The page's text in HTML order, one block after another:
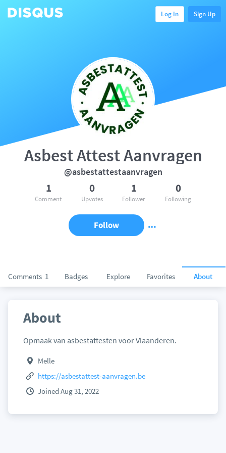
Log In Sign Up
Comments 1 Badges Explore Favorites About
Asbest Attest Aanvragen
@asbestattestaanvragen
1
Comment
0
Upvotes
1
Follower
0
Following
Follow
About
Opmaak van asbestattesten voor Vlaanderen.
Melle
https://asbestattest-aanvragen.be
Joined Aug 31, 2022